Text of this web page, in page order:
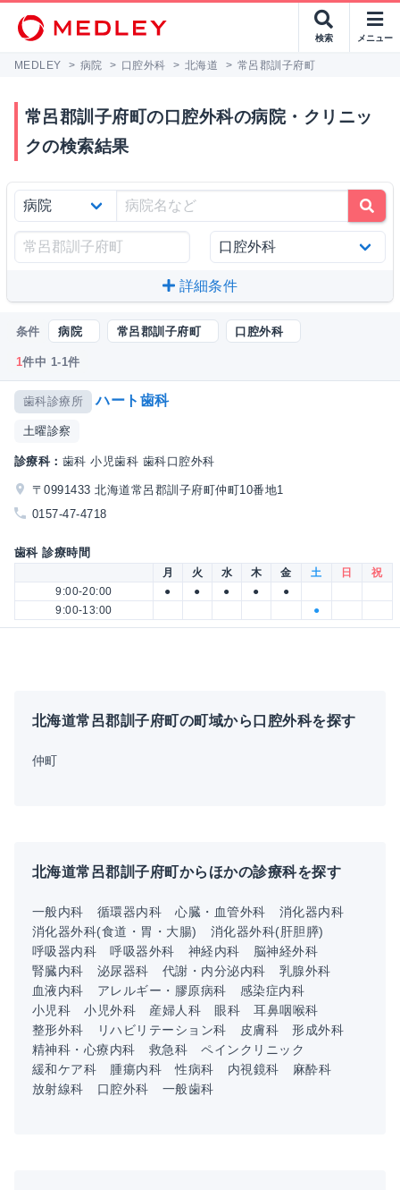
検索 メニュー
MEDLEY > 病院 > 口腔外科 > 北海道 > 常呂郡訓子府町
常呂郡訓子府町の口腔外科の病院・クリニッ
クの検索結果
詳細条件
条件 病院 常呂郡訓子府町 口腔外科
1件中 1-1件
歯科診療所 ハート歯科
土曜診察
診療科： 歯科 小児歯科 歯科口腔外科
〒0991433 北海道常呂郡訓子府町仲町10番地1
0157-47-4718
歯科 診療時間
月 火 水 木 金 土 日
祝
9:00-20:00
● ● ● ●
●
9:00-13:00
●
北海道常呂郡訓子府町の町域から口腔外科を探す
仲町
北海道常呂郡訓子府町からほかの診療科を探す
一般内科 循環器内科 心臓・血管外科
消化器内科
消化器外科(食道・胃・大腸)
消化器外科(肝胆膵)
呼吸器内科
呼吸器外科 神経内科
脳神経外科
腎臓内科
泌尿器科 代謝・内分泌内科
乳腺外科
血液内科
アレルギー・膠原病科
感染症内科
小児科
小児外科 産婦人科 眼科
耳鼻咽喉科
整形外科
リハビリテーション科 皮膚科
形成外科
精神科・心療内科
救急科
ペインクリニック
緩和ケア科
腫瘍内科 性病科 内視鏡科
麻酔科
放射線科
口腔外科 一般歯科